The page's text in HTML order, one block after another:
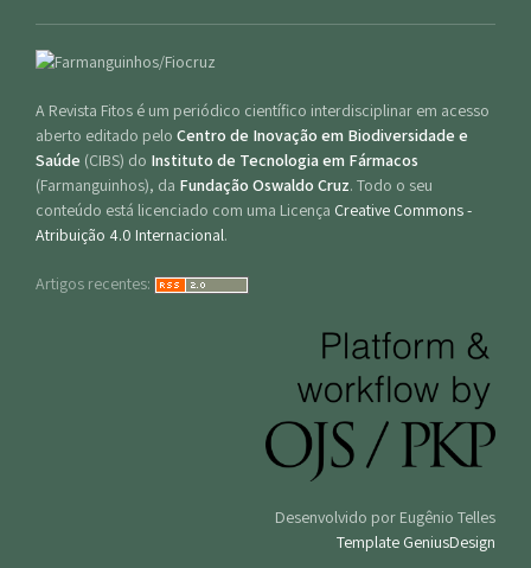
A Revista Fitos é um periódico científico interdisciplinar em acesso
aberto editado pelo Centro de Inovação em Biodiversidade e
Saúde (CIBS) do Instituto de Tecnologia em Fármacos
(Farmanguinhos), da Fundação Oswaldo Cruz. Todo o seu
conteúdo está licenciado com uma Licença Creative Commons -
Atribuição 4.0 Internacional.
Artigos recentes:
Desenvolvido por Eugênio Telles
Template GeniusDesign